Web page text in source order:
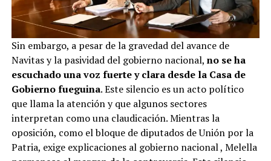
Sin embargo, a pesar de la gravedad del avance de
Navitas y la pasividad del gobierno nacional, no se ha
escuchado una voz fuerte y clara desde la Casa de
Gobierno fueguina. Este silencio es un acto político
que llama la atención y que algunos sectores
interpretan como una claudicación. Mientras la
oposición, como el bloque de diputados de Unión por la
Patria, exige explicaciones al gobierno nacional, Melella